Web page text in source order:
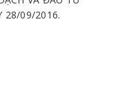
28/09/2016.